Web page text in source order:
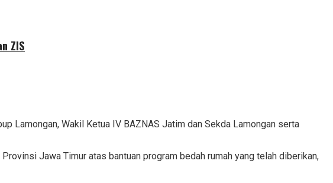
ZIS
Lamongan, Wakil Ketua IV BAZNAS Jatim dan Sekda Lamongan serta
Jawa Timur atas bantuan program bedah rumah yang telah diberikan,